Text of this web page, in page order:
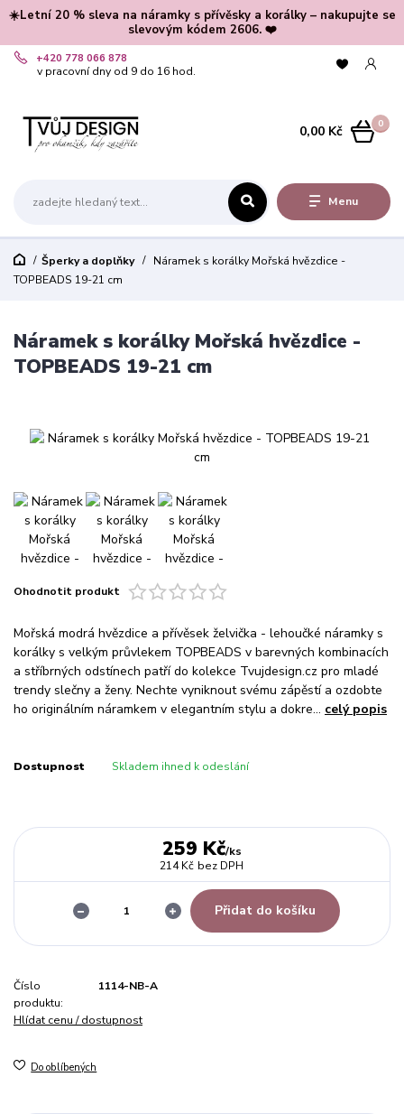
☀️Letní 20 % sleva na náramky s přívěsky a korálky – nakupujte se
slevovým kódem 2606. ❤️
Menu
+420 778 066 878
v pracovní dny od 9 do 16 hod.
0
0,00 Kč
Šperky a doplňky
Náramek s korálky Mořská hvězdice -
TOPBEADS 19-21 cm
Náramek s korálky Mořská hvězdice -
TOPBEADS 19-21 cm
Ohodnotit produkt
Mořská modrá hvězdice a přívěsek želvička - lehoučké náramky s
korálky s velkým průvlekem TOPBEADS v barevných kombinacích
a stříbrných odstínech patří do kolekce Tvujdesign.cz pro mladé
trendy slečny a ženy. Nechte vyniknout svému zápěstí a ozdobte
ho originálním náramkem v elegantním stylu a dokre... celý popis
Dostupnost Skladem ihned k odeslání
259 Kč/ks
214 Kč bez DPH
Přidat do košíku
Číslo
produktu:
1114-NB-A
Hlídat cenu / dostupnost
Do oblíbených